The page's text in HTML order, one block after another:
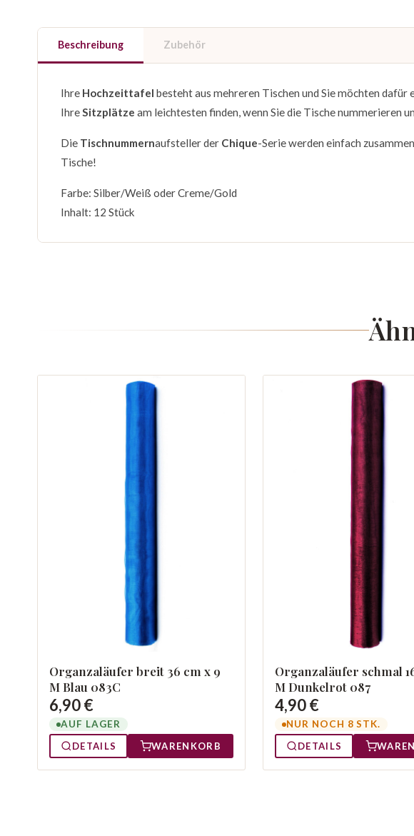
Beschreibung Zubehör
Ihre Hochzeittafel besteht aus mehreren Tischen und Sie möchten
IhreSitzplätze am leichtesten finden, wenn Sie die Tische nummerieren
Die Tischnummernaufsteller der Chique-Serie werden einfach
Tische!
Farbe: Silber/Weiß oder Creme/Gold
Inhalt: 12 Stück
Organzaläufer breit 36 cm x 9
M Blau 083C
6,90 €
AUF LAGER
DETAILS
WARENKORB
Organzaläufer schmal
M Dunkelrot 087
4,90 €
NUR NOCH 8 STK.
DETAILS